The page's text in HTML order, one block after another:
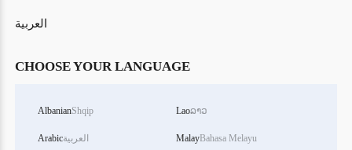
العربية
CHOOSE YOUR LANGUAGE
AlbanianShqip
Arabicالعربية
Laoລາວ
MalayBahasa Melayu